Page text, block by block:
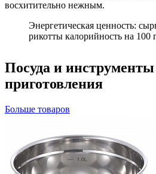
восхитительно нежным.
Энергетическая ценность:
рикотты калорийность на 100
Посуда и
приготовления
Больше товаров